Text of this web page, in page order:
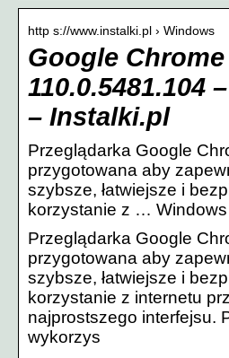
http s://www.instalki.pl › Windows
Google Chrome
110.0.5481.104
– Instalki.pl
Przeglądarka Google
przygotowana aby
szybsze, łatwiejsze i
korzystanie z … Windows
Przeglądarka Google
przygotowana aby
szybsze, łatwiejsze i
korzystanie z internetu
najprostszego interfejsu.
wykorzys